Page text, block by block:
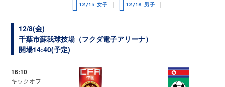
12/15 女子
12/16 男子
12/8(金)
千葉市蘇我球技場（フクダ電子アリーナ）
開場14:40(予定)
16:10
キックオフ